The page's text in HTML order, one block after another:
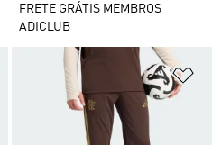
FRETE GRÁTIS MEMBROS
ADICLUB
Adicionar à Lista de Desejos